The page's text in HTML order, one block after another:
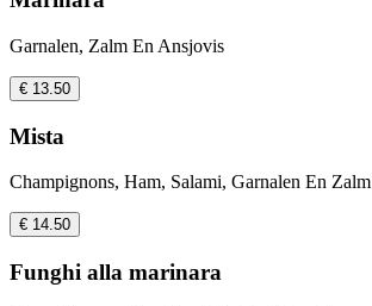
Garnalen, Zalm En Ansjovis
€ 13.50
Mista
Champignons, Ham, Salami, Garnalen En Zalm
€ 14.50
Funghi alla marinara